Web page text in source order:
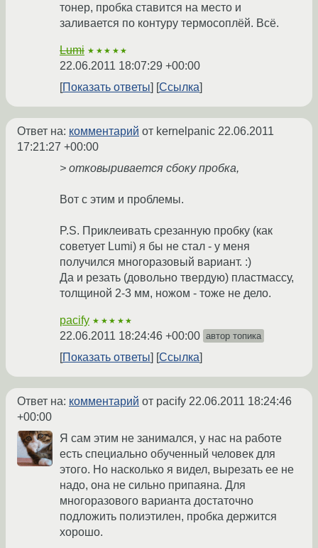
тонер, пробка ставится на место и
заливается по контуру термосоплёй. Всё.
Lumi ★★★★★
22.06.2011 18:07:29 +00:00
Показать ответы
Ссылка
Ответ на: комментарий от kernelpanic 22.06.2011
17:21:27 +00:00
> отковыривается сбоку пробка,
Вот с этим и проблемы.
P.S. Приклеивать срезанную пробку (как
советует Lumi) я бы не стал - у меня
получился многоразовый вариант. :)
Да и резать (довольно твердую) пластмассу,
толщиной 2-3 мм, ножом - тоже не дело.
pacify ★★★★★
22.06.2011 18:24:46 +00:00 автор топика
Показать ответы Ссылка
Ответ на: комментарий от pacify 22.06.2011 18:24:46
+00:00
Я сам этим не занимался, у нас на работе
есть специально обученный человек для
этого. Но насколько я видел, вырезать ее не
надо, она не сильно припаяна. Для
многоразового варианта достаточно
подложить полиэтилен, пробка держится
хорошо.